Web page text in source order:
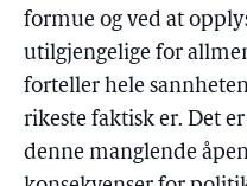
formue og ved at
utilgjengelige for
forteller hele
rikeste faktisk er. Det
denne manglende